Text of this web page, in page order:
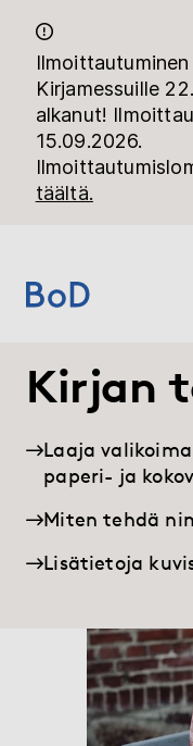
Kirjamessuille
alkanut!
15.09.2026.
täältä.
Home
Hinnat
BoD:sta
Kustantamoille
Kirjan
Laaja
paperi- ja
Miten tehdä
Lisätietoja